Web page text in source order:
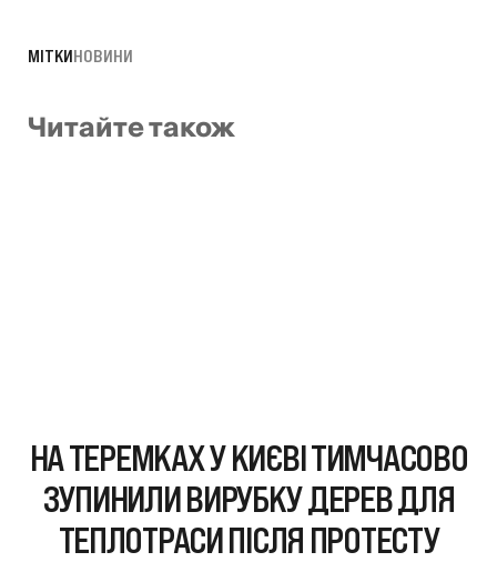
МІТКИНОВИНИ
Читайте також
НА ТЕРЕМКАХ У КИЄВІ ТИМЧАСОВО
ЗУПИНИЛИ ВИРУБКУ ДЕРЕВ ДЛЯ
ТЕПЛОТРАСИ ПІСЛЯ ПРОТЕСТУ